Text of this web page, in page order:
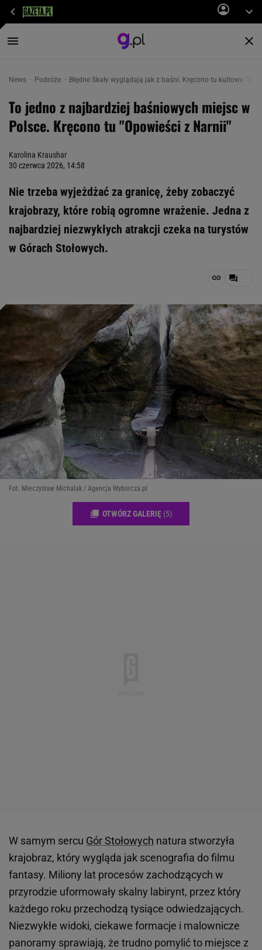
News Podróże Błędne Skały wyglądają jak z baśni. Kręcono tu kultowe
To jedno z najbardziej baśniowych miejsc w
Polsce. Kręcono tu "Opowieści z Narnii"
Karolina Kraushar
30 czerwca 2026, 14:58
Nie trzeba wyjeżdżać za granicę, żeby zobaczyć
krajobrazy, które robią ogromne wrażenie. Jedna z
najbardziej niezwykłych atrakcji czeka na turystów
w Górach Stołowych.
Fot. Mieczysław Michalak / Agencja Wyborcza.pl
OTWÓRZ GALERIĘ (5)
W samym sercu Gór Stołowych natura stworzyła
krajobraz, który wygląda jak scenografia do filmu
fantasy. Miliony lat procesów zachodzących w
przyrodzie uformowały skalny labirynt, przez który
każdego roku przechodzą tysiące odwiedzających.
Niezwykłe widoki, ciekawe formacje i malownicze
panoramy sprawiają, że trudno pomylić to miejsce z